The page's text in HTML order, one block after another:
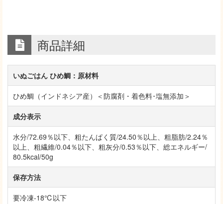
商品詳細
いぬごはん ひめ鯛：原材料
ひめ鯛（インドネシア産）＜防腐剤・着色料･塩無添加＞
成分表示
水分/72.69％以下、粗たんぱく質/24.50％以上、粗脂肪/2.24％
以上、粗繊維/0.04％以下、粗灰分/0.53％以下、総エネルギー/
80.5kcal/50g
保存方法
要冷凍-18℃以下